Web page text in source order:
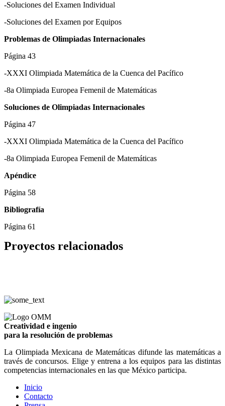
-Soluciones del Examen Individual
-Soluciones del Examen por Equipos
Problemas de Olimpiadas Internacionales
Página 43
-XXXI Olimpiada Matemática de la Cuenca del Pacífico
-8a Olimpiada Europea Femenil de Matemáticas
Soluciones de Olimpiadas Internacionales
Página 47
-XXXI Olimpiada Matemática de la Cuenca del Pacífico
-8a Olimpiada Europea Femenil de Matemáticas
Apéndice
Página 58
Bibliografía
Página 61
Proyectos relacionados
Creatividad e ingenio
para la resolución de problemas
La Olimpiada Mexicana de Matemáticas difunde las matemáticas a
través de concursos. Elige y entrena a los equipos para las distintas
competencias internacionales en las que México participa.
Inicio
Contacto